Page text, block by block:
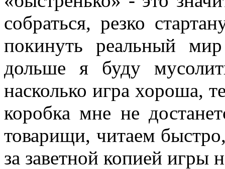
собраться, резко
покинуть реальный
дольше я буду
насколько игра хороша,
коробка мне не
товарищи, читаем
за заветной копией игры